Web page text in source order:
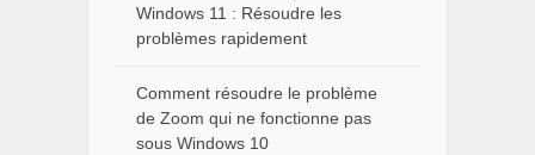
Windows 11 : Résoudre les
problèmes rapidement
Comment résoudre le problème
de Zoom qui ne fonctionne pas
sous Windows 10